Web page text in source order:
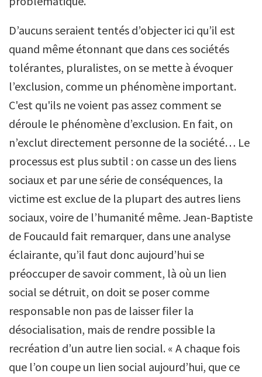
D’aucuns seraient tentés d’objecter ici qu’il est
quand même étonnant que dans ces sociétés
tolérantes, pluralistes, on se mette à évoquer
l’exclusion, comme un phénomène important.
C'est qu'ils ne voient pas assez comment se
déroule le phénomène d’exclusion. En fait, on
n’exclut directement personne de la société… Le
processus est plus subtil : on casse un des liens
sociaux et par une série de conséquences, la
victime est exclue de la plupart des autres liens
sociaux, voire de l’humanité même. Jean-Baptiste
de Foucauld fait remarquer, dans une analyse
éclairante, qu’il faut donc aujourd’hui se
préoccuper de savoir comment, là où un lien
social se détruit, on doit se poser comme
responsable non pas de laisser filer la
désocialisation, mais de rendre possible la
recréation d’un autre lien social. « A chaque fois
que l’on coupe un lien social aujourd’hui, que ce